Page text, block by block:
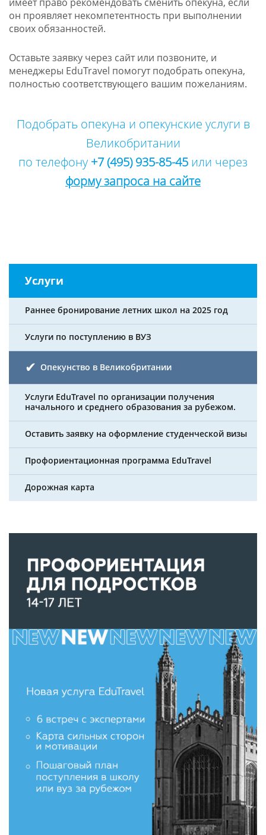
он проявляет некомпетентность при выполнении
своих обязанностей.
Оставьте заявку через сайт или позвоните, и
менеджеры EduTravel помогут подобрать опекуна,
полностью соответствующего вашим пожеланиям.
Подобрать опекуна и опекунские услуги в
Великобритании
по телефону +7 (495) 935-85-45 или через
форму запроса на сайте
Услуги
Раннее бронирование летних школ на 2025 год
Услуги по поступлению в ВУЗ
Опекунство в Великобритании
Услуги EduTravel по организации получения
начального и среднего образования за рубежом.
Оставить заявку на оформление студенческой визы
Профориентационная программа EduTravel
Дорожная карта